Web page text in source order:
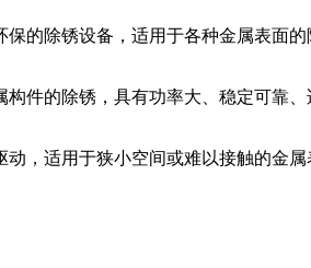
的除锈设备，适用于各种金属表面
件的除锈，具有功率大、稳定可靠
，适用于狭小空间或难以接触的金